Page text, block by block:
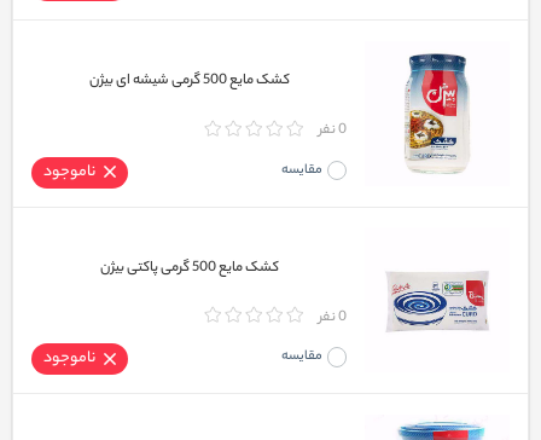
کشک مایع 500 گرمی شیشه ای بیژن
0 نفر
مقایسه ناموجود
کشک مایع 500 گرمی پاکتی بیژن
0 نفر
مقایسه ناموجود